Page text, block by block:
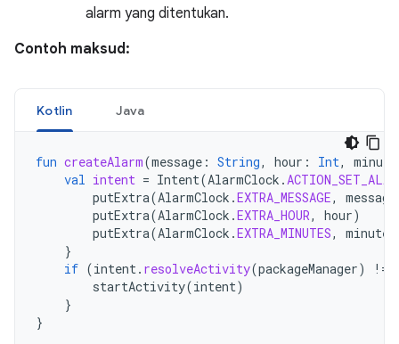
alarm yang ditentukan.
Contoh maksud:
Kotlin Java
fun createAlarm(message : String, hour : Int,
val intent = Intent(AlarmClock .
putExtra(AlarmClock .EXTRA_MESSAGE, message
putExtra(AlarmClock .EXTRA_HOUR, hour)
putExtra(AlarmClock .EXTRA_MINUTES, minutes
}
if (intent. resolveActivity(packageManager) !=
startActivity(intent)
}
}